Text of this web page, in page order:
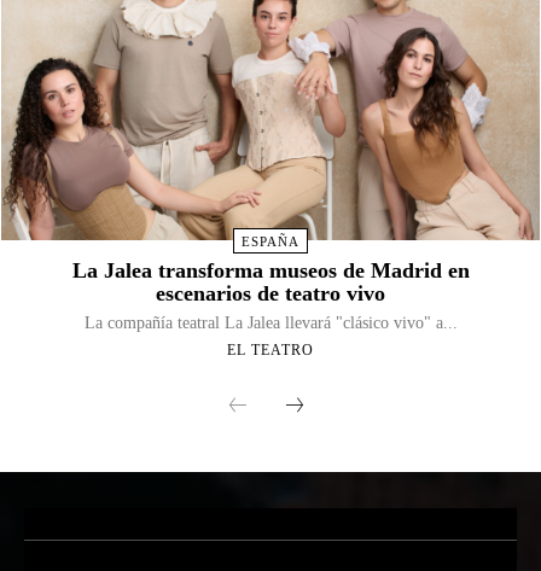
ESPAÑA
La Jalea transforma museos de Madrid en
escenarios de teatro vivo
La compañía teatral La Jalea llevará "clásico vivo" a...
EL TEATRO